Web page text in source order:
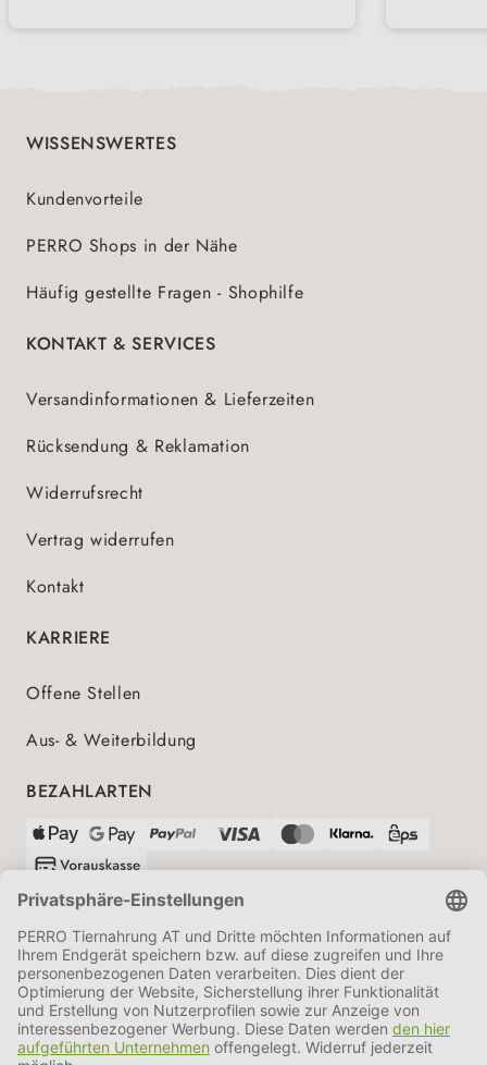
WISSENSWERTES
Kundenvorteile
PERRO Shops in der Nähe
Häufig gestellte Fragen - Shophilfe
KONTAKT & SERVICES
Versandinformationen & Lieferzeiten
Rücksendung & Reklamation
Widerrufsrecht
Vertrag widerrufen
Kontakt
KARRIERE
Offene Stellen
Aus- & Weiterbildung
BEZAHLARTEN
VERSANDPARTNER